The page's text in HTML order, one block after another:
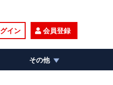
イン 会員登録
その他